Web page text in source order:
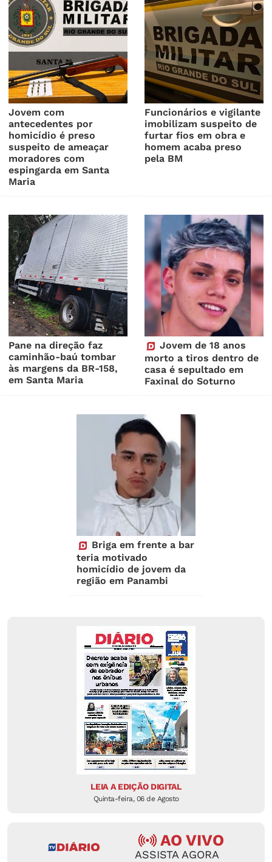
Jovem com
antecedentes por
homicídio é preso
suspeito de ameaçar
moradores com
espingarda em Santa
Maria
Funcionários e vigilante
imobilizam suspeito de
furtar fios em obra e
homem acaba preso
pela BM
Pane na direção faz
caminhão-baú tombar
às margens da BR-158,
em Santa Maria
Jovem de 18 anos
morto a tiros dentro de
casa é sepultado em
Faxinal do Soturno
Briga em frente a bar
teria motivado
homicídio de jovem da
região em Panambi
LEIA A EDIÇÃO DIGITAL
Quinta-feira, 06 de Agosto
AO VIVO
ASSISTA AGORA